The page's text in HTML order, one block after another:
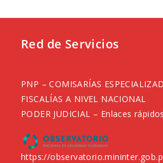
Red de Servicios
PNP – COMISARÍAS
FISCALÍAS A NIVEL NACIONAL
PODER JUDICIAL – Enlaces rápidos
https://